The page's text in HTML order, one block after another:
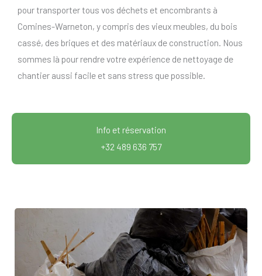
pour transporter tous vos déchets et encombrants à
Comines-Warneton, y compris des vieux meubles, du bois
cassé, des briques et des matériaux de construction. Nous
sommes là pour rendre votre expérience de nettoyage de
chantier aussi facile et sans stress que possible.
Info et réservation
+32 489 636 757